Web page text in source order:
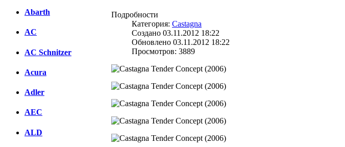
Abarth
AC
AC Schnitzer
Acura
Adler
AEC
ALD
Подробности
Категория: Castagna
Создано 03.11.2012 18:22
Обновлено 03.11.2012 18:22
Просмотров: 3889